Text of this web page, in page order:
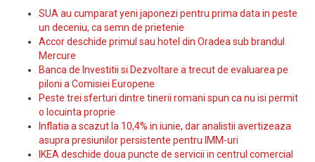
SUA au cumparat yeni japonezi pentru prima data in peste
un deceniu, ca semn de prietenie
Accor deschide primul sau hotel din Oradea sub brandul
Mercure
Banca de Investitii si Dezvoltare a trecut de evaluarea pe
piloni a Comisiei Europene
Peste trei sferturi dintre tinerii romani spun ca nu isi permit
o locuinta proprie
Inflatia a scazut la 10,4% in iunie, dar analistii avertizeaza
asupra presiunilor persistente pentru IMM-uri
IKEA deschide doua puncte de servicii in centrul comercial